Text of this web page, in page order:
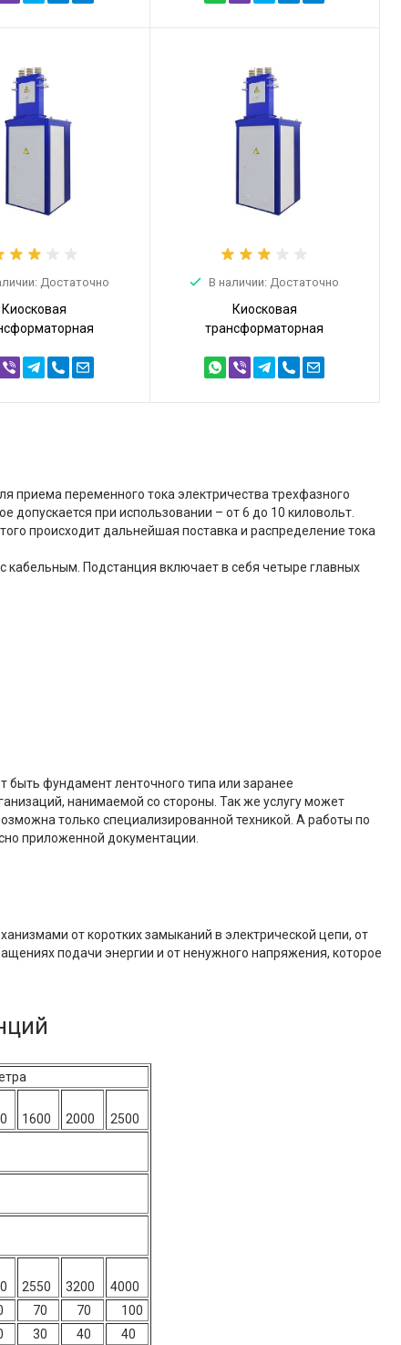
Достаточно
Киосковая
(КТПТ-25/10/0,4)
В наличии: Достаточно
Киосковая
трансформаторная
6/0,4 (КТПТ-25/6/0,4)
приема переменного тока электричества трехфазного
допускается при использовании – от 6 до 10 киловольт.
происходит дальнейшая поставка и распределение тока
кабельным. Подстанция включает в себя четыре главных
быть фундамент ленточного типа или заранее
нанимаемой со стороны. Так же услугу может
только специализированной техникой. А работы по
приложенной документации.
от коротких замыканий в электрической цепи, от
подачи энергии и от ненужного напряжения, которое
1600 2000
2500
2550 3200
4000
70 70
100
30 40 40